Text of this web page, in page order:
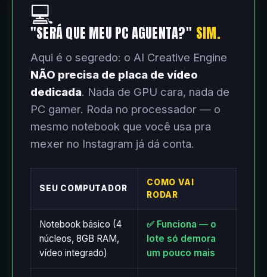
💻
"SERÁ QUE MEU PC AGUENTA?" SIM.
Aqui é o segredo: o AI Creative Engine
NÃO precisa de placa de vídeo
dedicada. Nada de GPU cara, nada de
PC gamer. Roda no processador — o
mesmo notebook que você usa pra
mexer no Instagram já dá conta.
SEU COMPUTADOR
COMO VAI
RODAR
Notebook básico (4
núcleos, 8GB RAM,
vídeo integrado)
✅ Funciona — o
lote só demora
um pouco mais